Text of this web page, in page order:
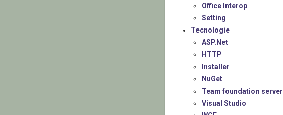
Office Interop
Setting
Tecnologie
ASP.Net
HTTP
Installer
NuGet
Team foundation server
Visual Studio